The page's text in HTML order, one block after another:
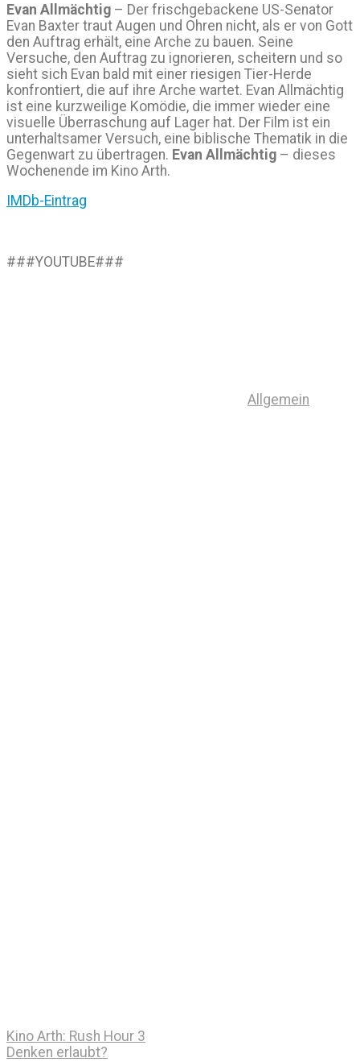
Evan Allmächtig – Der frischgebackene US-Senator
Evan Baxter traut Augen und Ohren nicht, als er von Gott
den Auftrag erhält, eine Arche zu bauen. Seine
Versuche, den Auftrag zu ignorieren, scheitern und so
sieht sich Evan bald mit einer riesigen Tier-Herde
konfrontiert, die auf ihre Arche wartet. Evan Allmächtig
ist eine kurzweilige Komödie, die immer wieder eine
visuelle Überraschung auf Lager hat. Der Film ist ein
unterhaltsamer Versuch, eine biblische Thematik in die
Gegenwart zu übertragen. Evan Allmächtig – dieses
Wochenende im Kino Arth.
IMDb-Eintrag
###YOUTUBE###
Allgemein
Kino Arth: Rush Hour 3
Denken erlaubt?